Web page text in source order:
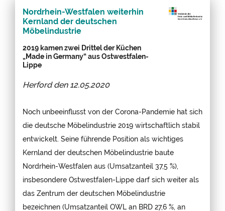
Nordrhein-Westfalen weiterhin
Kernland der deutschen
Möbelindustrie
2019 kamen zwei Drittel der Küchen
„Made in Germany“ aus Ostwestfalen-
Lippe
Herford den 12.05.2020
Noch unbeeinflusst von der Corona-Pandemie hat sich
die deutsche Möbelindustrie 2019 wirtschaftlich stabil
entwickelt. Seine führende Position als wichtiges
Kernland der deutschen Möbelindustrie baute
Nordrhein-Westfalen aus (Umsatzanteil 37,5 %),
insbesondere Ostwestfalen-Lippe darf sich weiter als
das Zentrum der deutschen Möbelindustrie
bezeichnen (Umsatzanteil OWL an BRD 27,6 %, an